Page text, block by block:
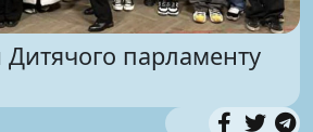
Дитячого парламенту